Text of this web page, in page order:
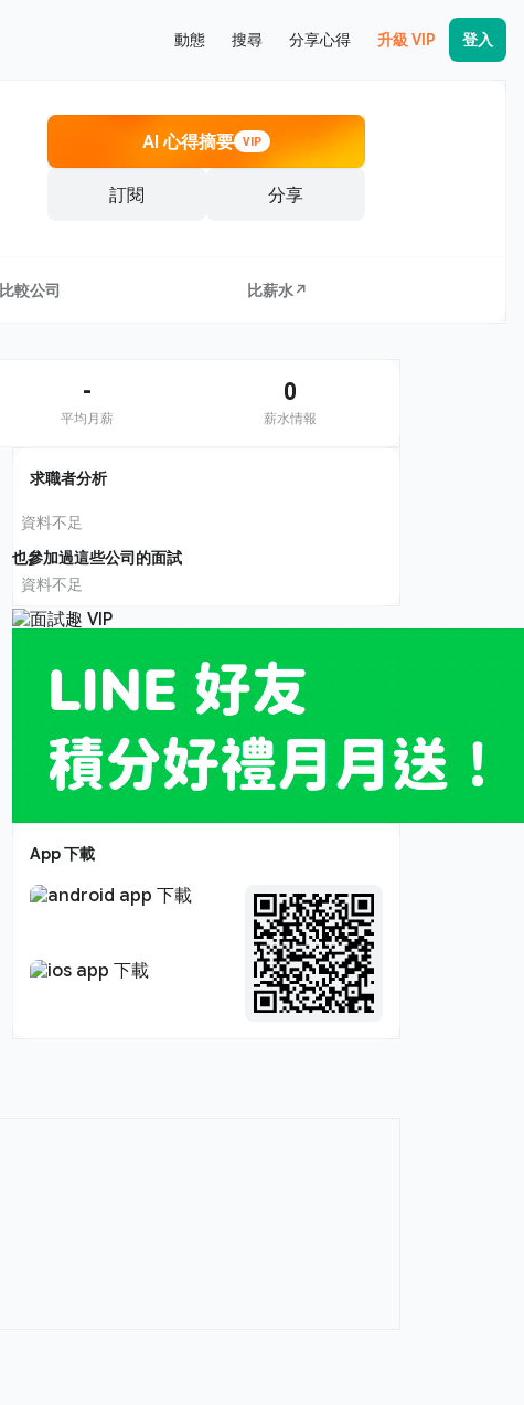
動態 搜尋 分享心得 升級 VIP 登入
AI 心得摘要 VIP
訂閱 分享
比較公司 比薪水↗
-
平均月薪
0
薪水情報
求職者分析
資料不足
也參加過這些公司的面試
資料不足
App 下載